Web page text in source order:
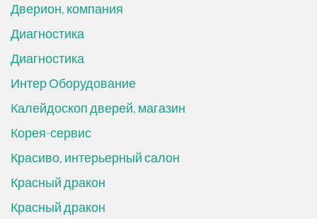
Дверион, компания
Диагностика
Диагностика
Интер Оборудование
Калейдоскоп дверей, магазин
Корея-сервис
Красиво, интерьерный салон
Красный дракон
Красный дракон